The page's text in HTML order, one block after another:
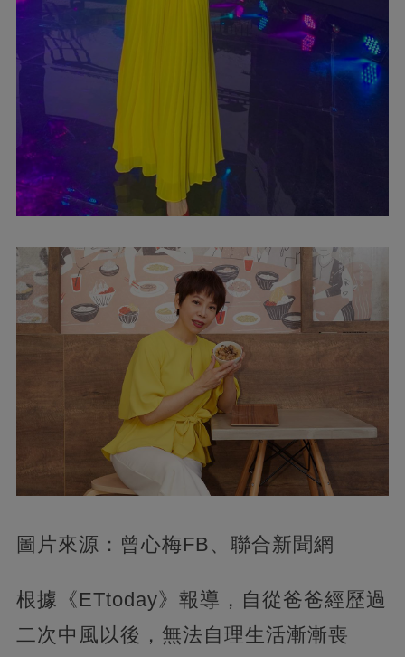
圖片來源：曾心梅FB、聯合新聞網
根據《ETtoday》報導，自從爸爸經歷過
二次中風以後，無法自理生活漸漸喪